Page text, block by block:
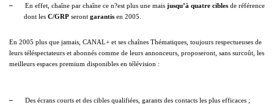
– En effet, chaîne par chaîne ce n?est plus une mais jusqu’à quatre cibles de référence
dont les C/GRP seront garantis en 2005.
En 2005 plus que jamais, CANAL+ et ses chaînes Thématiques, toujours respectueuses de
leurs téléspectateurs et abonnés comme de leurs annonceurs, proposeront, sans surcoût, les
meilleurs espaces premium disponibles en télévision :
– Des écrans courts et des cibles qualifiées, garants des contacts les plus efficaces ;